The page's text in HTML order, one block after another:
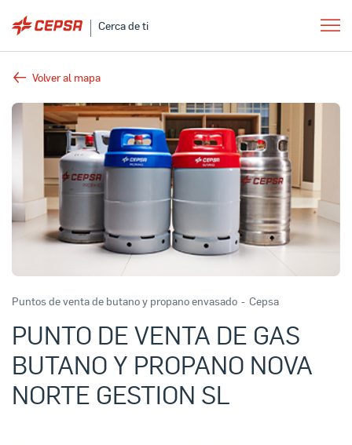
Cerca de ti
Volver al mapa
Puntos de venta de butano y propano envasado - Cepsa
PUNTO DE VENTA DE GAS
BUTANO Y PROPANO NOVA
NORTE GESTION SL